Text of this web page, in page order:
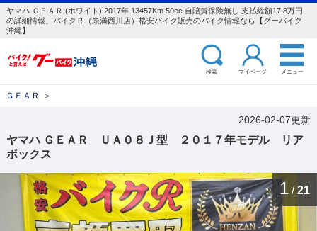
ヤマハ ＧＥＡＲ (ホワイト) 2017年 13457Km 50cc 自賠責保険無し 支払総額17.8万円
の詳細情報。バイクＲ（糸満西川店）格安バイク販売のバイク情報なら【グーバイク
沖縄】
検索 マイページ メニュー
ＧＥＡＲ ＞
2026-02-07更新
ヤマハ ＧＥＡＲ ＵＡ０８Ｊ型 ２０１７年モデル リア
ボックス
1 / 21